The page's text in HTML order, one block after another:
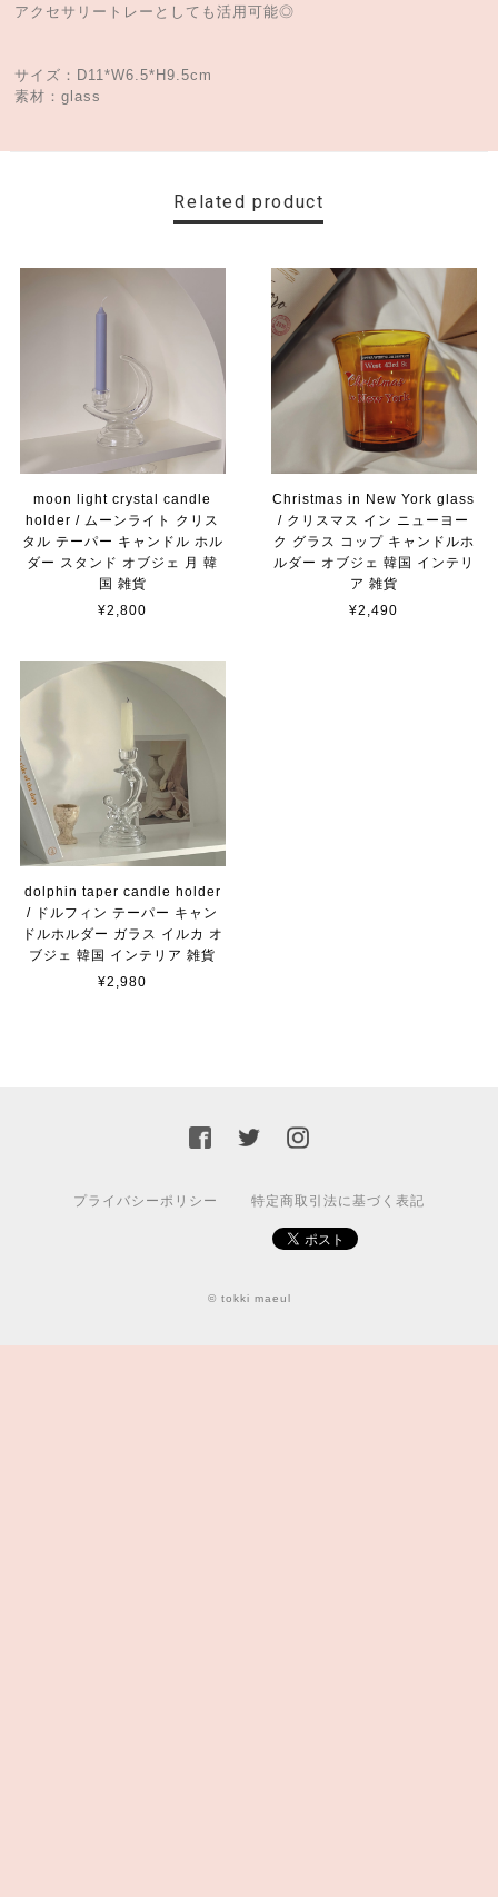
アクセサリートレーとしても活用可能◎
サイズ：D11*W6.5*H9.5cm
素材：glass
Related product
moon light crystal candle
holder / ムーンライト クリス
タル テーパー キャンドル ホル
ダー スタンド オブジェ 月 韓
国 雑貨
¥2,800
Christmas in New York glass
/ クリスマス イン ニューヨー
ク グラス コップ キャンドルホ
ルダー オブジェ 韓国 インテリ
ア 雑貨
¥2,490
dolphin taper candle holder
/ ドルフィン テーパー キャン
ドルホルダー ガラス イルカ オ
ブジェ 韓国 インテリア 雑貨
¥2,980
プライバシーポリシー 特定商取引法に基づく表記
© tokki maeul